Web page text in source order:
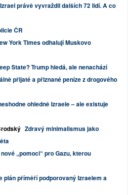
právě vyvraždil dalších 72 lidí. A co
ČR
York Times odhalují Muskovo
State? Trump hledá, ale nenachází
přijaté a přiznané peníze z drogového
ohledně Izraele – ale existuje
Zdravý minimalismus jako
„pomoci“ pro Gazu, kterou
plán příměří podporovaný Izraelem a